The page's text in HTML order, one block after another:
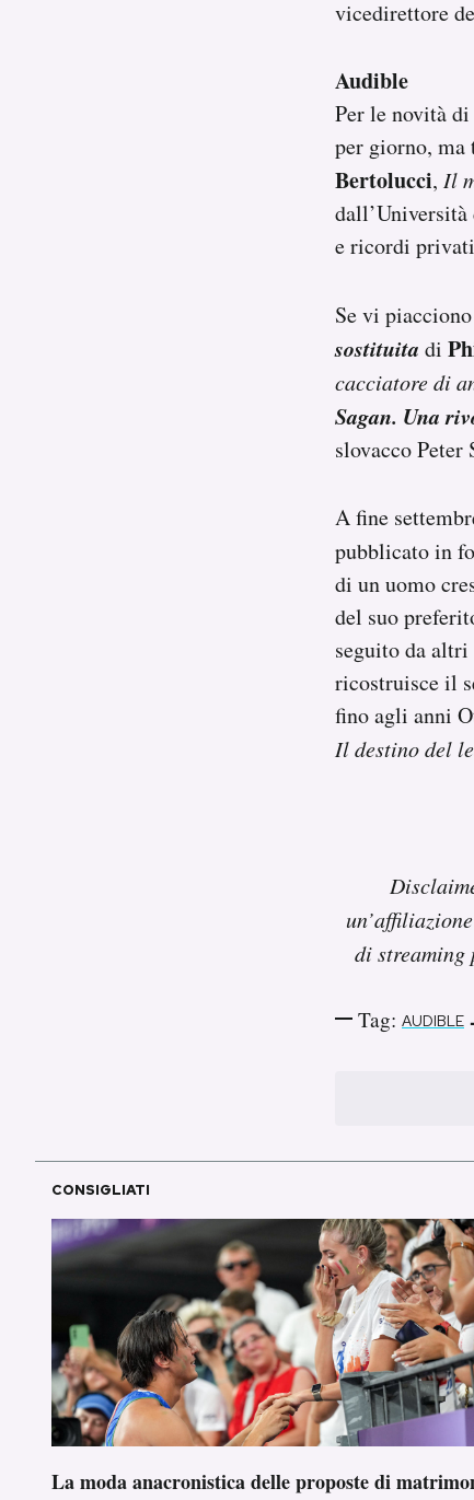
vicedirettore
Audible
Per le novità
per giorno,
Bertolucci, Il
e ricordi
Se vi
sostituita di
cacciatore di
Sagan. Una
slovacco
A fine
pubblicato in
di un uomo
del suo
seguito da
ricostruisce il
fino agli anni
Il destino del
di streaming
Tag: AUDIBLE
CONSIGLIATI
La moda anacronistica delle proposte di